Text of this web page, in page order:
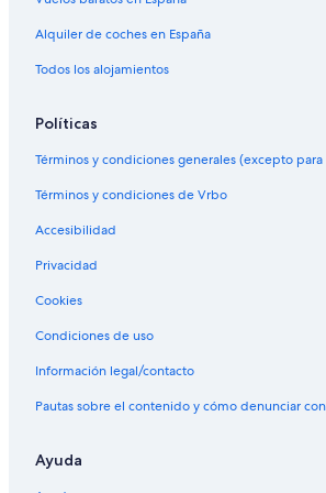
e
b
i
r
a
v
i
o
o
t
e
l
a
u
i
o
s
ñ
o
e
M
o
z
s
i
a
u
r
n
e
C
a
i
o
Alquiler de coches en España
Todos los alojamientos
Políticas
Términos y condiciones generales (excepto
Términos y condiciones de Vrbo
Accesibilidad
Privacidad
Cookies
Condiciones de uso
Información legal/contacto
Pautas sobre el contenido y cómo denunciar
Ayuda